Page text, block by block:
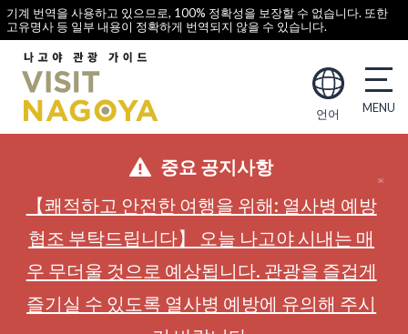
기계 번역을 사용하고 있으므로, 100% 정확성을 보장할 수 없습니다. 또한
고유명사 등 일부 내용이 정확하게 번역되지 않을 수 있습니다.
언어
중요 공지사항
【쾌적하고 안전한 여행을 위해: 열사병 예방
협조 부탁드립니다】 오늘 나고야 시내는 매
우 무더울 것으로 예상됩니다. 관광을 즐겁게
즐기실 수 있도록 열사병 예방에 유의해 주시